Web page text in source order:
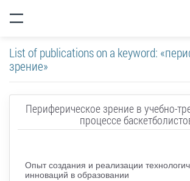
List of publications on a keyword:
зрение»
Периферическое зрение в учебно-
процессе
Опыт создания и реализации
инноваций в образовании